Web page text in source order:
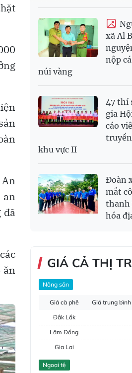
an
đã
ăn
xã Al
nộp
núi vàng
47 thí
gia
cáo
khu vực II
Đoàn
mắt
thanh
hóa
GIÁ CẢ THỊ
Nông sản
Giá cà phê Giá trung bình
Đắk Lắk
Lâm Đồng
Gia Lai
Đắk Nông
Ngoại tệ